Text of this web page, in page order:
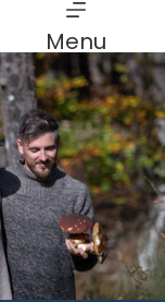
Menu